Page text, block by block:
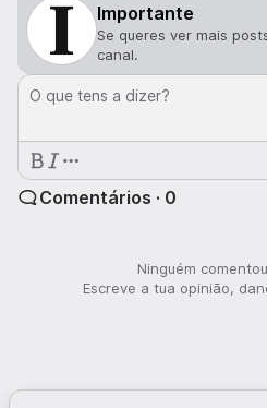
Importante
Se queres ver mais
canal.
O que tens a dizer?
Comentários · 0
Ninguém
Escreve a tua opinião,